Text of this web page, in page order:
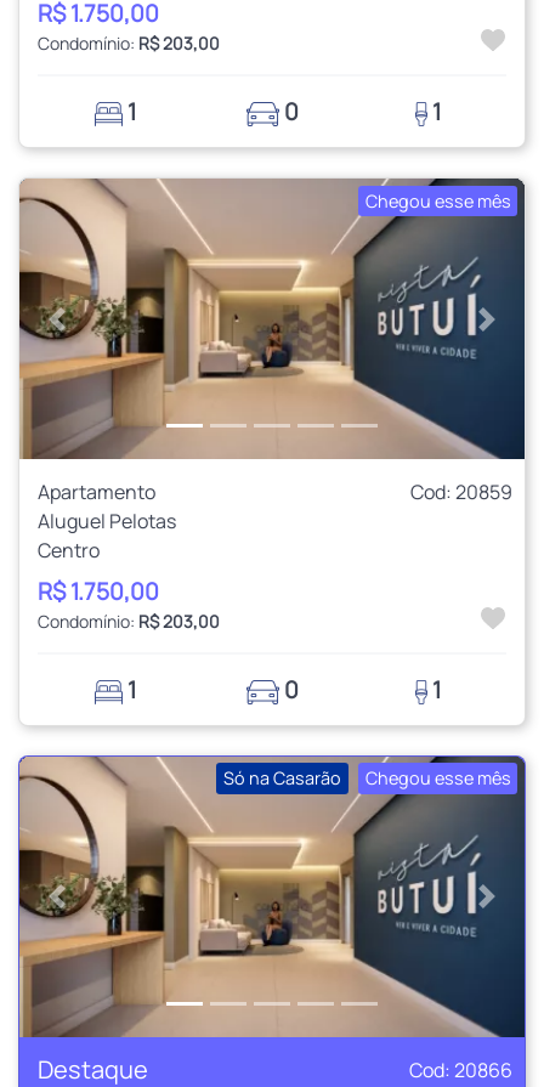
R$ 1.750,00
Condomínio: R$ 203,00
1 0 1
Chegou esse mês
Anterior
Apartamento
Cod: 20859
Aluguel Pelotas
Centro
R$ 1.750,00
Condomínio: R$ 203,00
1 0 1
Só na Casarão Chegou esse mês
Anterior
Destaque
Cod: 20866